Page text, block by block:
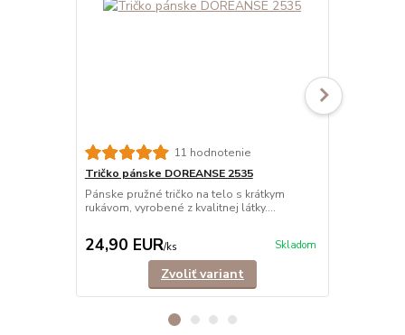
11 hodnotenie
Tričko pánske DOREANSE 2535
Pánske pružné tričko na telo s krátkym
rukávom, vyrobené z kvalitnej látky....
24,90 EUR/ks Skladom
Zvoliť variant